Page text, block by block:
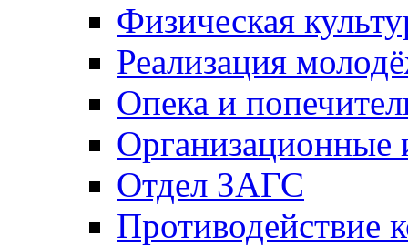
Физическая
Реализация
Опека и
Отдел ЗАГС
Противодействие